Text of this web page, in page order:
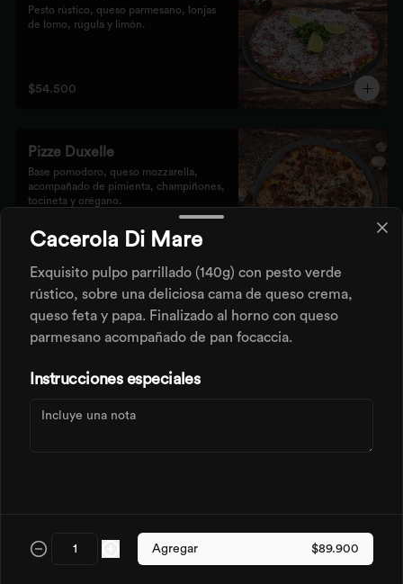
Pesto rústico, queso parmesano, lonjas
de lomo, rúgula y limón.
$54.500
Pizze Duxelle
Base pomodoro, queso mozzarella,
acompañado de pimienta, champiñones,
tocineta y orégano.
Pizze Fresca Miel
Nuestra masa crocante con el toque
fresco de la piña y jamón dulce.
$43.500
Cacerola Di Mare
Exquisito pulpo parrillado (140g) con pesto verde
rústico, sobre una deliciosa cama de queso crema,
queso feta y papa. Finalizado al horno con queso
parmesano acompañado de pan focaccia.
Instrucciones especiales
Agregar $89.900